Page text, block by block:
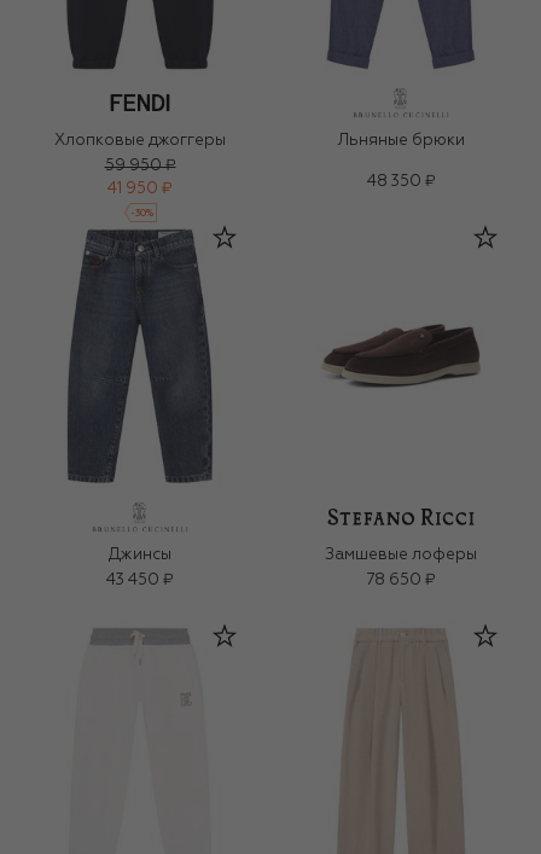
Хлопковые джоггеры
59 950 ₽
41 950 ₽
-30%
Льняные брюки
48 350 ₽
Джинсы
43 450 ₽
Замшевые лоферы
78 650 ₽